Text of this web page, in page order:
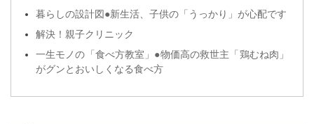
暮らしの設計図●新生活、子供の「うっかり」が心配です
解決！親子クリニック
一生モノの「食べ方教室」●物価高の救世主「鶏むね肉」
がグンとおいしくなる食べ方